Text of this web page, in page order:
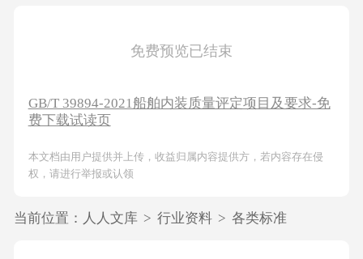
免费预览已结束
GB/T 39894-2021船舶内装质量评定项目及要求-免
费下载试读页
本文档由用户提供并上传，收益归属内容提供方，若内容存在侵
权，请进行举报或认领
当前位置： 人人文库 > 行业资料 > 各类标准